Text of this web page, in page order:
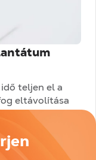
teljen el a
eltávolítása